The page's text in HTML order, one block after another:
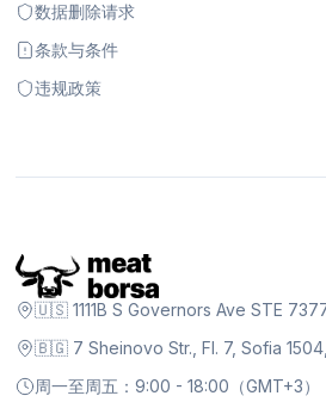
数据删除请求
条款与条件
违规政策
🇺🇸 1111B S Governors Ave STE
🇧🇬 7 Sheinovo Str., Fl. 7, Sofia
周一至周五：9:00 - 18:00（GMT+3）